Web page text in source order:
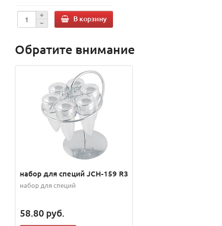
В корзину
Обратите внимание
набор для специй JCH-159 R3
набор для специй
58.80 руб.